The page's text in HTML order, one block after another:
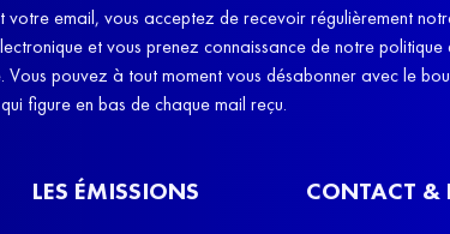
votre email, vous acceptez de recevoir régulièrement
et vous prenez connaissance de notre politique
Vous pouvez à tout moment vous désabonner avec le
figure en bas de chaque mail reçu.
LES ÉMISSIONS CONTACT &